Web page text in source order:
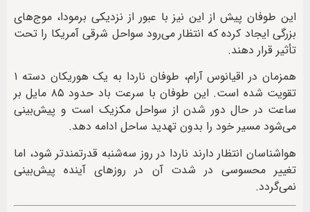
این طوفان پیش از این نیز با عبور از نزدیکی برمودا، موج‌های
بزرگی ایجاد کرده که انتظار می‌رود سواحل شرقی آمریکا را تحت
تأثیر قرار دهند.
همزمان در اقیانوس آرام، طوفان ناردا به یک هوریکان دسته ۱
تقویت شده است. این طوفان با سرعت باد حدود ۸۵ مایل بر
ساعت در حال دور شدن از سواحل مکزیک است و پیش‌بینی
می‌شود مسیر خود را بدون تهدید ساحل ادامه دهد.
هواشناسان انتظار دارند ناردا در روز سه‌شنبه قدرتمندتر شود، اما
تغییر محسوسی در شدت آن در روزهای آینده پیش‌بینی
نمی‌گردد.